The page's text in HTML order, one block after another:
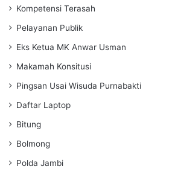
Kompetensi Terasah
Pelayanan Publik
Eks Ketua MK Anwar Usman
Makamah Konsitusi
Pingsan Usai Wisuda Purnabakti
Daftar Laptop
Bitung
Bolmong
Polda Jambi